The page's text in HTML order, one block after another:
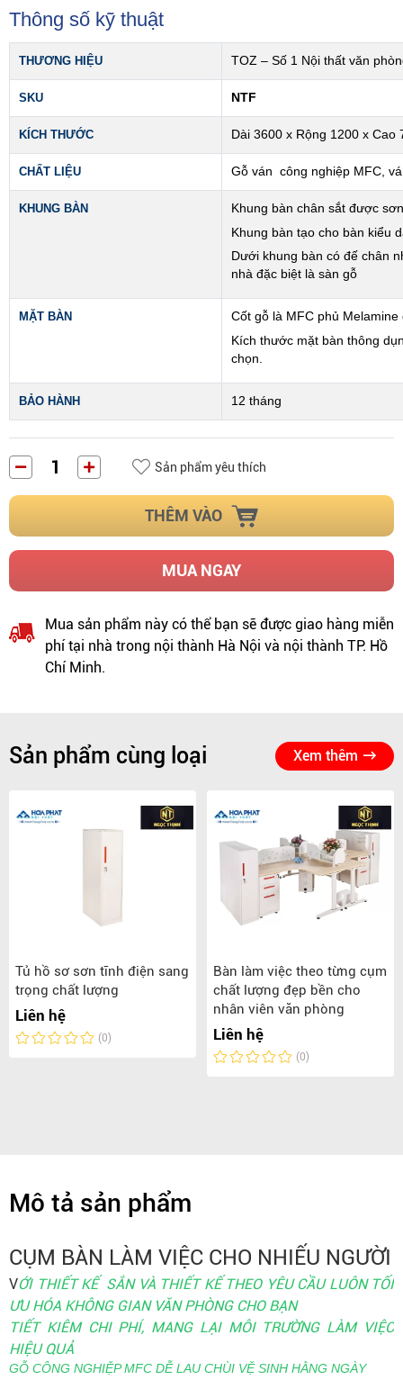
Thông số kỹ thuật
THƯƠNG HIỆU TOZ – Số 1 Nội thất văn
SKU NTF
KÍCH THƯỚC Dài 3600 x Rộng 1200 x
CHẤT LIỆU Gỗ ván công nghiệp MFC,
KHUNG BÀN
Khung bàn chân sắt được
Khung bàn tạo cho bàn kiểu
Dưới khung bàn có đế chân
nhà đặc biệt là sàn gỗ
MẶT BÀN
Cốt gỗ là MFC phủ
Kích thước mặt bàn thông
chọn.
BẢO HÀNH 12 tháng
Sản phẩm yêu thích
THÊM VÀO
MUA NGAY
Mua sản phẩm này có thể bạn sẽ được giao hàng miễn
phí tại nhà trong nội thành Hà Nội và nội thành TP. Hồ
Chí Minh.
Sản phẩm cùng loại Xem thêm
Tủ hồ sơ sơn tĩnh điện sang
trọng chất lượng
Liên hệ
(0)
Bàn làm việc theo từng cụm
chất lượng đẹp bền cho
nhân viên văn phòng
Liên hệ
(0)
Mô tả sản phẩm
CỤM BÀN LÀM VIỆC CHO NHIẾU NGƯỜI
VỚI THIẾT KẾ SẮN VÀ THIẾT KẾ THEO YÊU CẦU LUÔN TỐI
ƯU HÓA KHÔNG GIAN VĂN PHÒNG CHO BẠN
TIẾT KIÊM CHI PHÍ, MANG LẠI MÔI TRƯỜNG LÀM VIỆC
HIỆU QUẢ
GỖ CÔNG NGHIỆP MFC DỄ LAU CHÙI VỆ SINH HẰNG NGÀY